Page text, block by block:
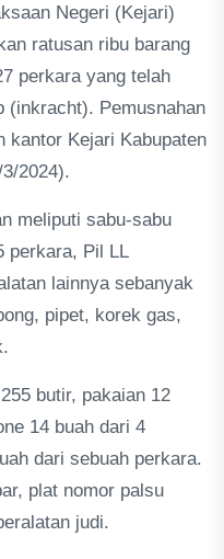
Negeri (Kejari)
ratusan ribu barang
perkara yang telah
(inkracht). Pemusnahan
kantor Kejari Kabupaten
2024).
meliputi sabu-sabu
perkara, Pil LL
lainnya sebanyak
pipet, korek gas,
butir, pakaian 12
14 buah dari 4
dari sebuah perkara.
plat nomor palsu
judi.